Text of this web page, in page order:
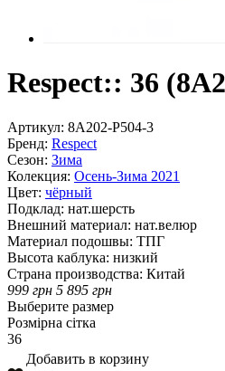
Respect:: 36
Артикул: 8A202-P504-3
Бренд: Respect
Сезон: Зима
Колекция: Осень-Зима 2021
Цвет: чёрный
Подклад: нат.шерсть
Внешний материал: нат.велюр
Материал подошвы: ТПГ
Высота каблука: низкий
Страна производства: Китай
999 грн 5 895 грн
Выберите размер
Розмірна сітка
36
Добавить в корзину